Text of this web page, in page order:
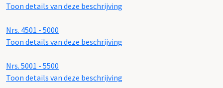
Toon details van deze beschrijving
Nrs. 4501 - 5000
Toon details van deze beschrijving
Nrs. 5001 - 5500
Toon details van deze beschrijving